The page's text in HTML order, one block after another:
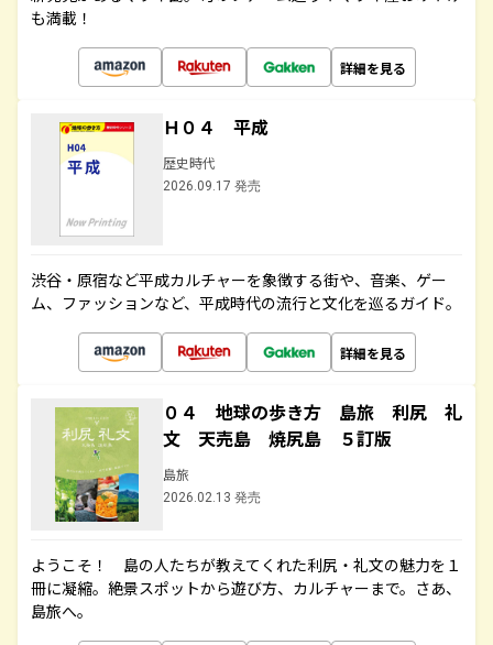
も満載！
詳細を見る
Ｈ０４ 平成
歴史時代
2026.09.17 発売
渋谷・原宿など平成カルチャーを象徴する街や、音楽、ゲー
ム、ファッションなど、平成時代の流行と文化を巡るガイド。
詳細を見る
０４ 地球の歩き方 島旅 利尻 礼
文 天売島 焼尻島 ５訂版
島旅
2026.02.13 発売
ようこそ！ 島の人たちが教えてくれた利尻・礼文の魅力を１
冊に凝縮。絶景スポットから遊び方、カルチャーまで。さあ、
島旅へ。